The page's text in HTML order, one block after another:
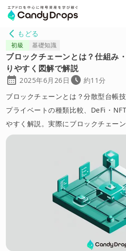
もどる
初級 基礎知識
ブロックチェーンとは？仕組み
りやすく図解で解説
2025年6月26日
約11分
ブロックチェーンとは？分散型台帳
プライベートの種類比較、DeFi・
やすく解説。実際にブロックチェー